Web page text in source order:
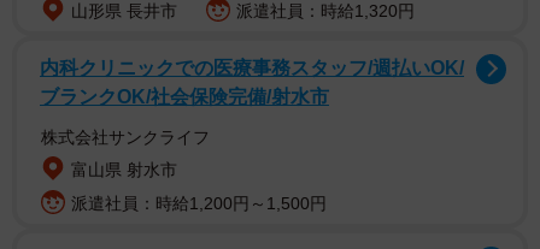
山形県 長井市
派遣社員：時給1,320円
内科クリニックでの医療事務スタッフ/週払いOK/
ブランクOK/社会保険完備/射水市
株式会社サンクライフ
富山県 射水市
派遣社員：時給1,200円～1,500円